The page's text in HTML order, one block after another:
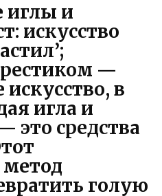
иглы и
искусство
—
в
игла и
средства
голую